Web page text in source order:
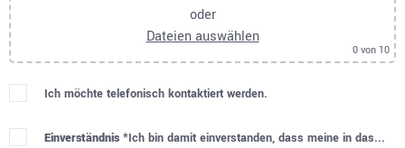
oder
Dateien auswählen
0 von 10
Ich möchte telefonisch kontaktiert werden.
Einverständnis *Ich bin damit einverstanden, dass meine in das...